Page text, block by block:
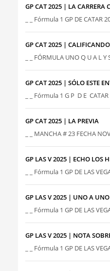
GP CAT 2025 | LA CARRERA
_ _ Fórmula 1 GP DE CATAR
GP CAT 2025 |
_ _ FÓRMULA UNO Q U A L
GP CAT 2025 | SÓLO ESTE
_ _ Fórmula 1 G P D E
GP CAT 2025 | LA PREVIA
_ _ MANCHA # 23 FECHA
GP LAS V 2025 | ECHO LOS
_ _ Fórmula 1 GP DE LAS
GP LAS V 2025 | UNO A UNO
_ _ Fórmula 1 GP DE LAS
GP LAS V 2025 | NOTA
_ _ Fórmula 1 GP DE LAS